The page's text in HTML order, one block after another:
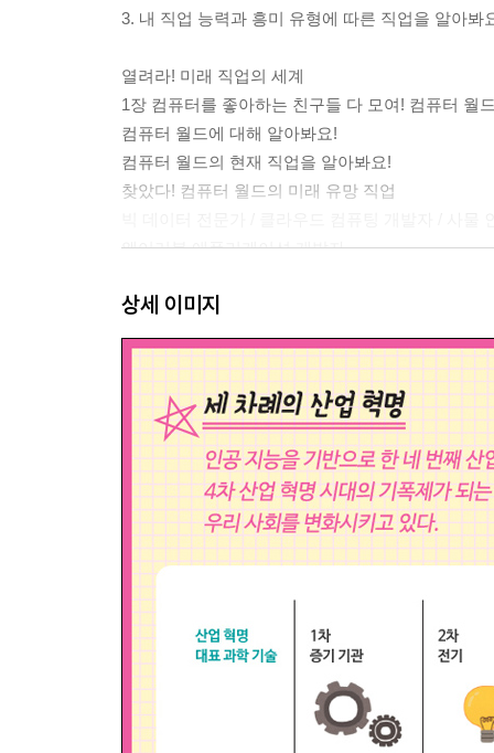
3. 내 직업 능력과 흥미 유형에 따른 직업을 알아봐
열려라! 미래 직업의 세계
1장 컴퓨터를 좋아하는 친구들 다 모여! 컴퓨터 월
컴퓨터 월드에 대해 알아봐요!
컴퓨터 월드의 현재 직업을 알아봐요!
찾았다! 컴퓨터 월드의 미래 유망 직업
웨어러블 애플리케이션 개발자
★ 미래학자가 예측하는 미래의 이색 직업①
2장 꼼꼼하게 비교하고 분석하여 예측하는 크리티
크리티컬 월드에 대해 알아봐요!
크리티컬 월드의 현재 직업을 알아봐요!
찾았다! 크리티컬 월드의 미래 유망 직업
인공 지능 개발자 / 로봇 공학 기술자 / 드론 엔지
3D 프린터 운영 전문가 / 자율 주행 자동차 개발자
태양광 발전 개발자 / 생명 공학자 / 감성 기술
개발원 / 정밀 농업 기술자
Interview 크리티컬 월드 유망 직업인 가상 현실 전
★ 미래학자가 예측하는 미래의 이색 직업②
3장 상상력과 창의력이 마구 샘솟는 크리에이티
크리에이티브 월드①에 대해 알아봐요!
크리에이티브 월드①의 현재 직업을 알아봐요!
상세 이미지